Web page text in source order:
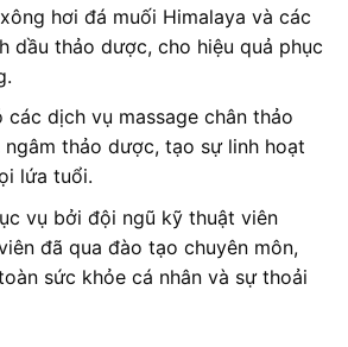
hơi đá muối Himalaya và các
dầu thảo dược, cho hiệu quả phục
các dịch vụ massage chân thảo
thảo dược, tạo sự linh hoạt
lứa tuổi.
vụ bởi đội ngũ kỹ thuật viên
đã qua đào tạo chuyên môn,
sức khỏe cá nhân và sự thoải